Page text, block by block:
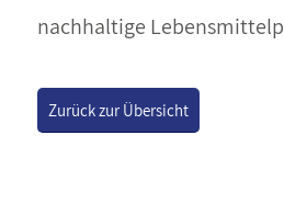
nachhaltige
Zurück zur Übersicht